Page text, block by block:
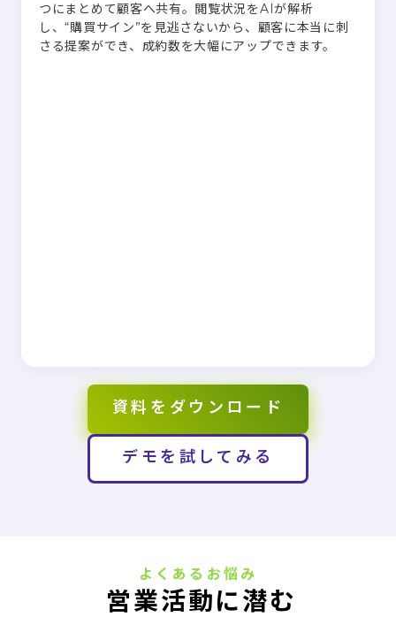
つにまとめて顧客へ共有。閲覧状況をAIが解析
し、“購買サイン”を見逃さないから、顧客に本当に刺
さる提案ができ、成約数を大幅にアップできます。
資料をダウンロード
デモを試してみる
よくあるお悩み
営業活動に潜む